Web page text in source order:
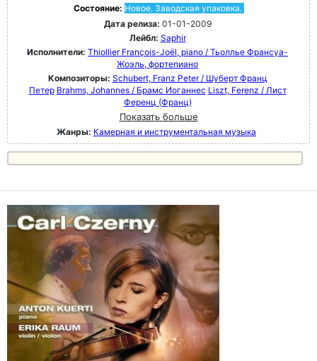
Состояние: Новое. Заводская упаковка.
Дата релиза: 01-01-2009
Лейбл: Saphir
Исполнители: Thiollier François-Joël, piano / Тьоллье Франсуа-
Жоэль, фортепиано
Композиторы: Schubert, Franz Peter / Шуберт Франц
Петер Brahms, Johannes / Брамс Иоганнес Liszt, Ferenz / Лист
Ференц (Франц)
Показать больше
Жанры: Камерная и инструментальная музыка